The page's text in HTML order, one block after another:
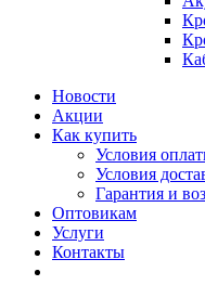
Новости
Акции
Как купить
Условия
Условия
Гарантия и
Оптовикам
Услуги
Контакты